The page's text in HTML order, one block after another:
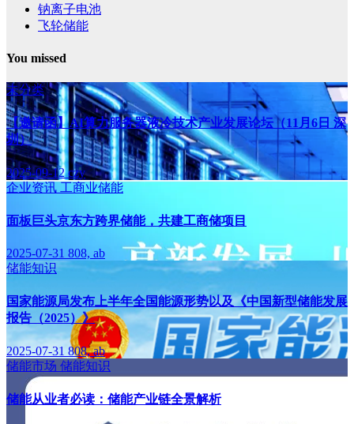
钠离子电池
飞轮储能
You missed
未分类
【邀请函】AI算力服务器液冷技术产业发展论坛（11月6日 深
圳）
2025-09-12czy
企业资讯 工商业储能
面板巨头京东方跨界储能，共建工商储项目
2025-07-31 808, ab
储能知识
国家能源局发布上半年全国能源形势以及《中国新型储能发展
报告（2025）》
2025-07-31 808, ab
储能市场 储能知识
储能从业者必读：储能产业链全景解析